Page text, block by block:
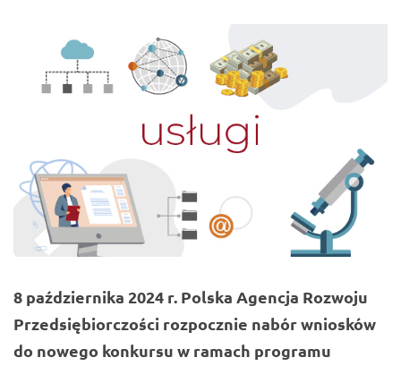
8 października 2024 r. Polska Agencja Rozwoju
Przedsiębiorczości rozpocznie nabór wniosków
do nowego konkursu w ramach programu